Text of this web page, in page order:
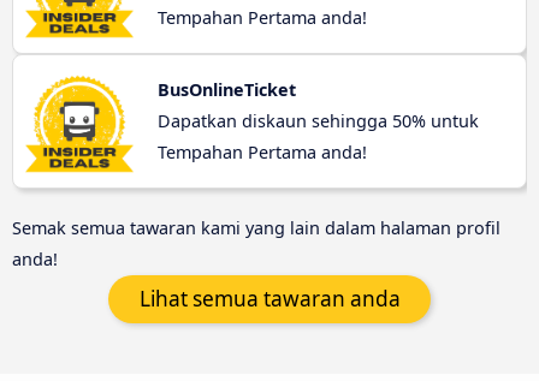
Tempahan Pertama anda!
BusOnlineTicket
Dapatkan diskaun sehingga 50% untuk
Tempahan Pertama anda!
Semak semua tawaran kami yang lain dalam halaman profil
anda!
Lihat semua tawaran anda